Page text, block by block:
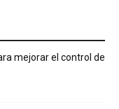
mejorar el control de